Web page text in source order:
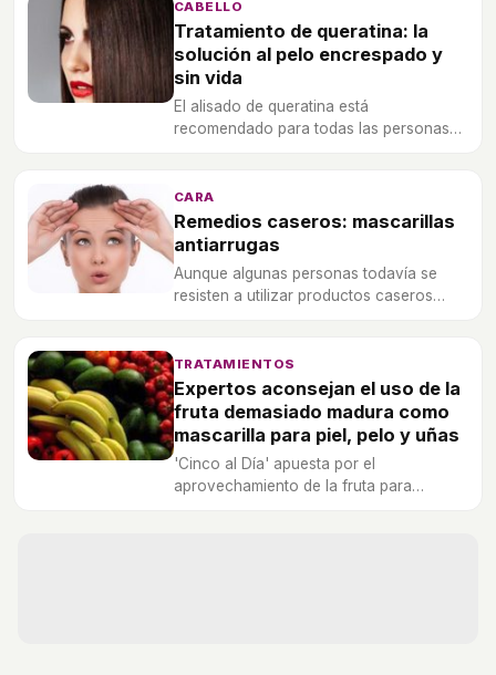
CABELLO
Tratamiento de queratina: la
solución al pelo encrespado y
sin vida
El alisado de queratina está
recomendado para todas las personas
temporal, que dura hasta tres meses
según el tipo de cabello.
CARA
Remedios caseros: mascarillas
antiarrugas
Aunque algunas personas todavía se
resisten a utilizar productos caseros
contra el paso del tiempo.
TRATAMIENTOS
Expertos aconsejan el uso de la
fruta demasiado madura como
mascarilla para piel, pelo y uñas
'Cinco al Día' apuesta por el
aprovechamiento de la fruta para